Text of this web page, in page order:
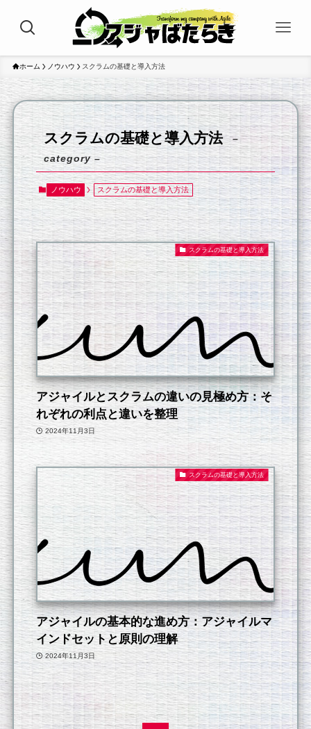
ホーム ノウハウ スクラムの基礎と導入方法
スクラムの基礎と導入方法
–
category –
ノウハウ スクラムの基礎と導入方法
スクラムの基礎と導入方法
アジャイルとスクラムの違いの見極め方：そ
れぞれの利点と違いを整理
2024年11月3日
スクラムの基礎と導入方法
アジャイルの基本的な進め方：アジャイルマ
インドセットと原則の理解
2024年11月3日